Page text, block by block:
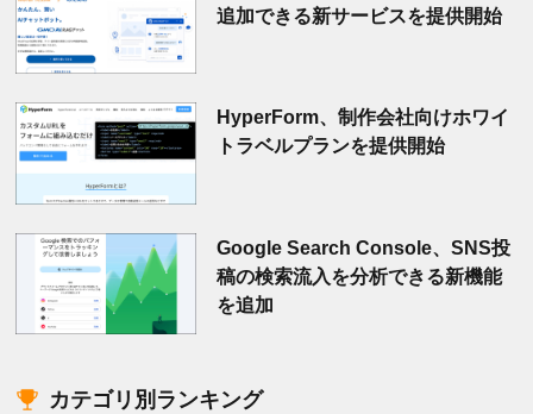
追加できる新サービスを提供開始
HyperForm、制作会社向けホワイ
トラベルプランを提供開始
Google Search Console、SNS投
稿の検索流入を分析できる新機能
を追加
カテゴリ別ランキング